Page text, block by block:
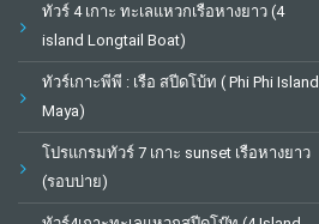
ทัวร์ 4 เกาะ ทะเลแหวกเรือหางยาว (4
island Longtail Boat)
ทัวร์เกาะพีพี : เรือ สปีดโบ้ท ( Phi Phi Island
Maya)
โปรแกรมทัวร์ 7 เกาะ sunset เรือหางยาว
(รอบบ่าย)